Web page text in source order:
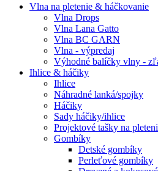
Vlna na pletenie & háčkovanie
Vlna Drops
Vlna Lana Gatto
Vlna BC GARN
Vlna - výpredaj
Výhodné balíčky vlny -
Ihlice & háčiky
Ihlice
Náhradné lanká/spojky
Háčiky
Sady háčiky/ihlice
Projektové tašky na
Gombíky
Detské gombíky
Perleťové gombíky